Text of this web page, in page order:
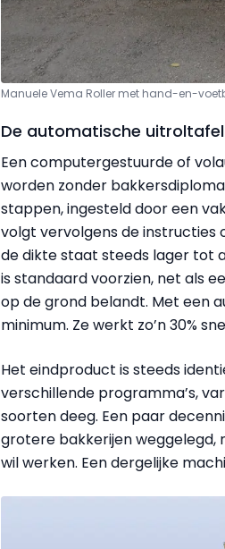
Manuele Vema Roller met hand-en-
De automatische uitroltafel
Een computergestuurde of
worden zonder
stappen, ingesteld door een
volgt vervolgens de
de dikte staat steeds lager tot
is standaard voorzien, net als
op de grond belandt. Met een
minimum. Ze werkt zo’n 30%
Het eindproduct is steeds
verschillende programma’s,
soorten deeg. Een paar
grotere bakkerijen weggelegd,
wil werken. Een dergelijke